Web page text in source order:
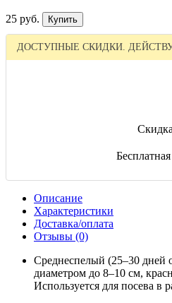
25 руб.
ДОСТУПНЫЕ СКИДКИ.
Описание
Характеристики
Доставка/оплата
Отзывы (0)
Среднеспелый (25–30 дней
диаметром до 8–10 см,
Используется для посева в